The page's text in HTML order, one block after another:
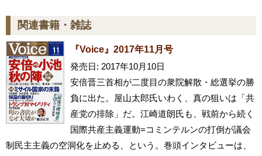
関連書籍・雑誌
『Voice』2017年11月号
発売日: 2017年10月10日
安倍晋三首相が二度目の衆院解散・総選挙の勝
負に出た。屋山太郎氏いわく、真の狙いは「共
産党の排除」だ。江崎道朗氏も、戦前から続く
国際共産主義運動=コミンテルンの打倒が議会
制民主主義の空洞化を止める、という。巻頭インタビューは、